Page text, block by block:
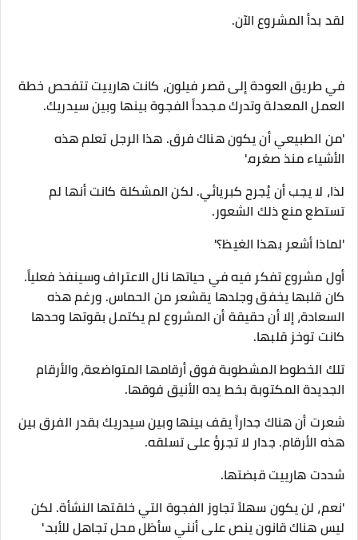
لقد بدأ المشروع الآن.
​في طريق العودة إلى قصر فيلون، كانت هارييت تتفحص خطة
العمل المعدلة وتدرك مجدداً الفجوة بينها وبين سيدريك.
​'من الطبيعي أن يكون هناك فرق. هذا الرجل تعلم هذه
الأشياء منذ صغره.'
​لذا، لا يجب أن يُجرح كبريائي. لكن المشكلة كانت أنها لم
تستطع منع ذلك الشعور.
​'لماذا أشعر بهذا الغيظ؟'
​أول مشروع تفكر فيه في حياتها نال الاعتراف وسينفذ فعلياً.
كان قلبها يخفق وجلدها يقشعر من الحماس. ورغم هذه
السعادة، إلا أن حقيقة أن المشروع لم يكتمل بقوتها وحدها
كانت توخز قلبها.
تلك الخطوط المشطوبة فوق أرقامها المتواضعة، والأرقام
الجديدة المكتوبة بخط يده الأنيق فوقها.
شعرت أن هناك جداراً يقف بينها وبين سيدريك بقدر الفرق بين
هذه الأرقام. جدار لا تجرؤ على تسلقه.
شددت هارييت قبضتها.
​'نعم، لن يكون سهلاً تجاوز الفجوة التي خلقتها النشأة. لكن
ليس هناك قانون ينص على أنني سأظل محل تجاهل للأبد.'